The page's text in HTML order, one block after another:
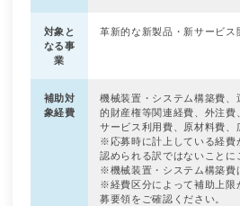
対象と
なる事
業
革新的な新製品・新サービス
補助対
象経費
機械装置・システム構築費、
的財産権等関連経費、外注費
サービス利用費、原材料費、
※応募時に計上している経費
認められる訳ではないことに
※機械装置・システム構築費
※経費区分によって補助上限
募要領をご確認ください。